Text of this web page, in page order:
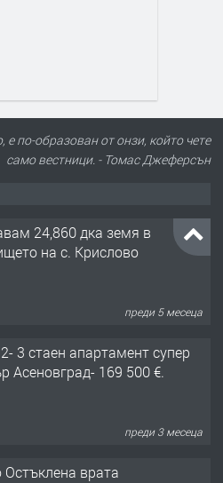
е по-образован от онзи, който чете
само вестници. - Томас Джеферсън
24,860 дка земя в
на с. Крислово
преди 5 месеца
3 стаен апартамент супер
Асеновград- 169 500 €.
преди 3 месеца
Остъклена врата